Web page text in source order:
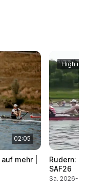
02:05
mehr |
Rudern: Senior Männer Achter m. St. | Final |
SAF26
Sa. 2026-